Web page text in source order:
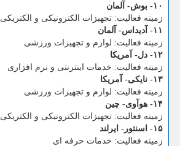
۱۰- بوش- آلمان
زمینه فعالیت: تجهیزات الکترونیکی و الکتریکی
۱۱- آدیداس- آلمان
زمینه فعالیت: لوازم و تجهیزات ورزشی
۱۲- دل- آمریکا
زمینه فعالیت: خدمات اینترنتی و نرم افزاری
۱۳- نایکی- آمریکا
زمینه فعالیت: لوازم و تجهیزات ورزشی
۱۴- هوآوی- چین
زمینه فعالیت: تجهیزات الکترونیکی و الکتریکی
۱۵- اسنتور- ایرلند
زمینه فعالیت: خدمات حرفه ای